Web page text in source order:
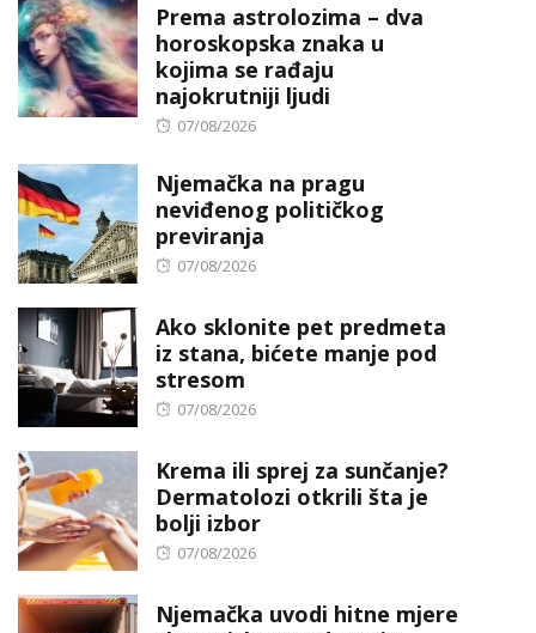
Prema astrolozima – dva
horoskopska znaka u
kojima se rađaju
najokrutniji ljudi
Posted
07/08/2026
Njemačka na pragu
neviđenog političkog
previranja
Posted
07/08/2026
Ako sklonite pet predmeta
iz stana, bićete manje pod
stresom
Posted
07/08/2026
Krema ili sprej za sunčanje?
Dermatolozi otkrili šta je
bolji izbor
Posted
07/08/2026
Njemačka uvodi hitne mjere